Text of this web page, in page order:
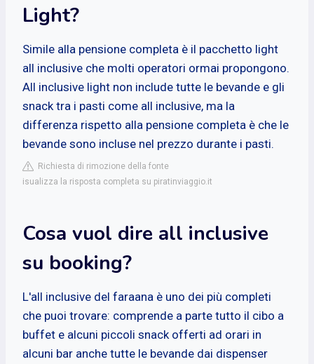
Light?
Simile alla pensione completa è il pacchetto light
all inclusive che molti operatori ormai propongono.
All inclusive light non include tutte le bevande e gli
snack tra i pasti come all inclusive, ma la
differenza rispetto alla pensione completa è che le
bevande sono incluse nel prezzo durante i pasti.
Richiesta di rimozione della fonte
isualizza la risposta completa su piratinviaggio.it
Cosa vuol dire all inclusive
su booking?
L'all inclusive del faraana è uno dei più completi
che puoi trovare: comprende a parte tutto il cibo a
buffet e alcuni piccoli snack offerti ad orari in
alcuni bar anche tutte le bevande dai dispenser